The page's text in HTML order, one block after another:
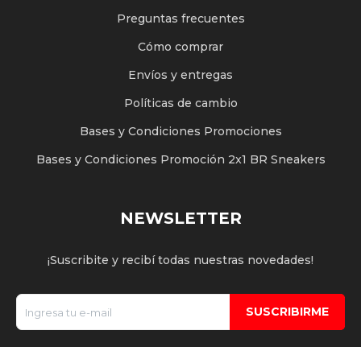
Preguntas frecuentes
Cómo comprar
Envíos y entregas
Políticas de cambio
Bases y Condiciones Promociones
Bases y Condiciones Promoción 2x1 BR Sneakers
NEWSLETTER
¡Suscribite y recibí todas nuestras novedades!
SUSCRIBIRME